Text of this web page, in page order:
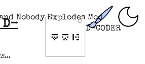
Nobody Explodes Mod
D-CODER
D-